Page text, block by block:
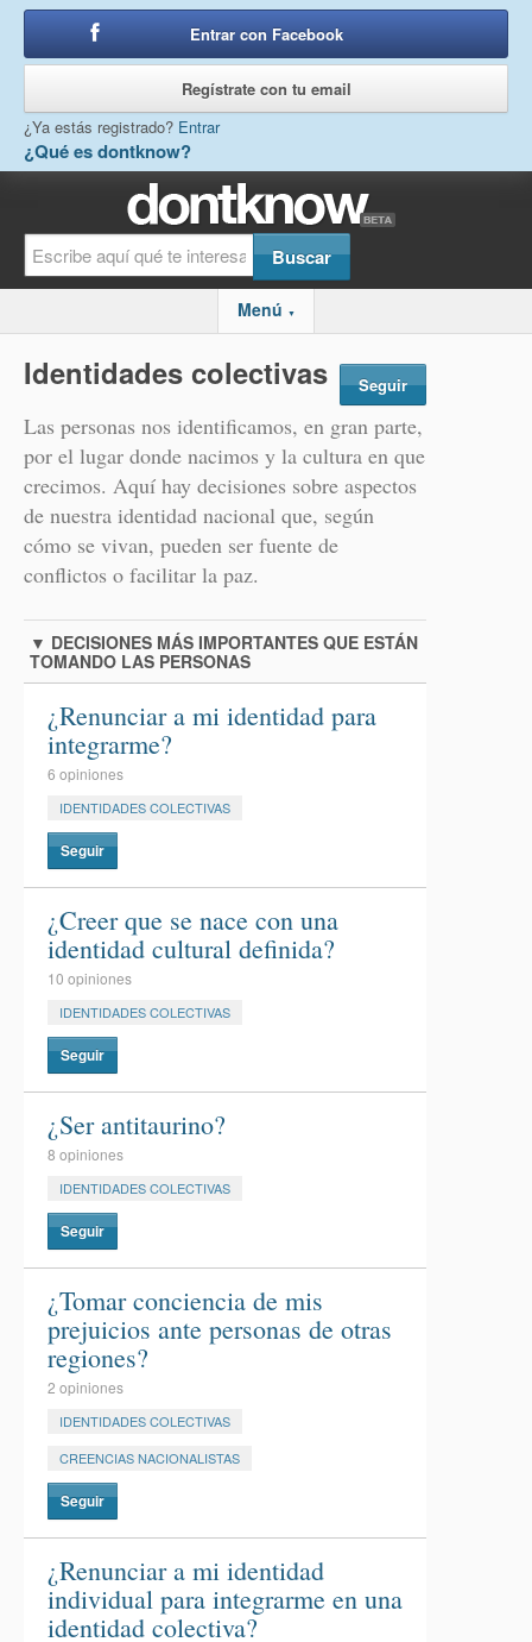
¿Qué es dontknow?
Entrar con Facebook
Regístrate con tu email
¿Ya estás registrado? Entrar
Menú ▼
Identidades colectivas Seguir
Las personas nos identificamos, en gran parte,
por el lugar donde nacimos y la cultura en que
crecimos. Aquí hay decisiones sobre aspectos
de nuestra identidad nacional que, según
cómo se vivan, pueden ser fuente de
conflictos o facilitar la paz.
▼ DECISIONES MÁS IMPORTANTES QUE ESTÁN
TOMANDO LAS PERSONAS
¿Renunciar a mi identidad para
integrarme?
6 opiniones
IDENTIDADES COLECTIVAS
Seguir
¿Creer que se nace con una
identidad cultural definida?
10 opiniones
IDENTIDADES COLECTIVAS
Seguir
¿Ser antitaurino?
8 opiniones
IDENTIDADES COLECTIVAS
Seguir
¿Tomar conciencia de mis
prejuicios ante personas de otras
regiones?
2 opiniones
IDENTIDADES COLECTIVAS
CREENCIAS NACIONALISTAS
Seguir
¿Renunciar a mi identidad
individual para integrarme en una
identidad colectiva?